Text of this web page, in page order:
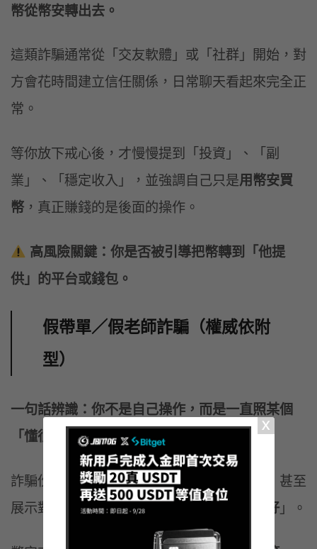
幣從幣安轉出去。
這類詐騙通常從「交友軟體」或「社群」開始，對
方會花時間建立信任關係，日常聊天看起來完全正
常。
等你放下戒心後，才慢慢提到「投資」、「副
業」、「穩定收入」，並強調自己只是用幣安買
幣 ，真正賺錢的是後面的操作。
高風險關鍵：你是否被引導把幣轉到「他提
供」的平台或錢包。
假帶單／假老師詐騙（權威依附
型）
一句話辨識：你不是自己操作，而是一直照某個
「懂很多的人」的指示做事。
詐騙份子會包裝成老師、分析師、內部人員，甚至
展示對帳單、學員截圖，讓你相信
「照做就好」。